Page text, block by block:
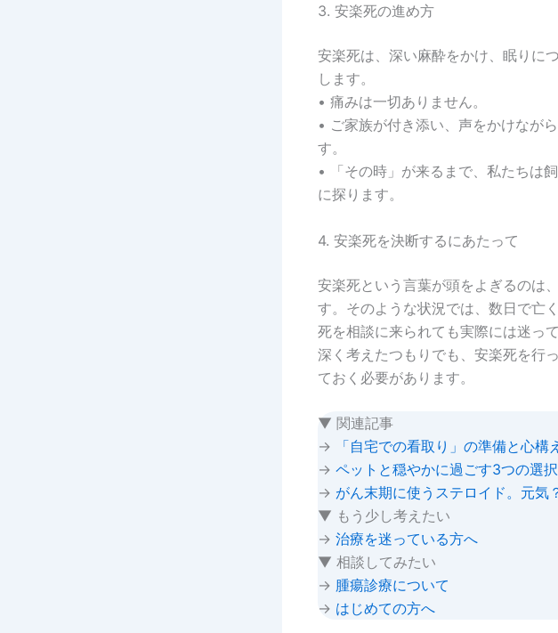
3. 安楽死の進め方
安楽死は、深い麻酔をかけ、眠りに
します。
• 痛みは一切ありません。
• ご家族が付き添い、声をかけなが
す。
• 「その時」が来るまで、私たちは
に探ります。
4. 安楽死を決断するにあたって
安楽死という言葉が頭をよぎるのは
す。そのような状況では、数日で亡
死を相談に来られても実際には迷っ
深く考えたつもりでも、安楽死を行
ておく必要があります。
▼ 関連記事
→
「自宅での看取り」の準備と心構え
→ ペットと穏やかに過ごす3つの選
→ がん末期に使うステロイド。元気
▼ もう少し考えたい
→ 治療を迷っている方へ
▼ 相談してみたい
→ 腫瘍診療について
→ はじめての方へ